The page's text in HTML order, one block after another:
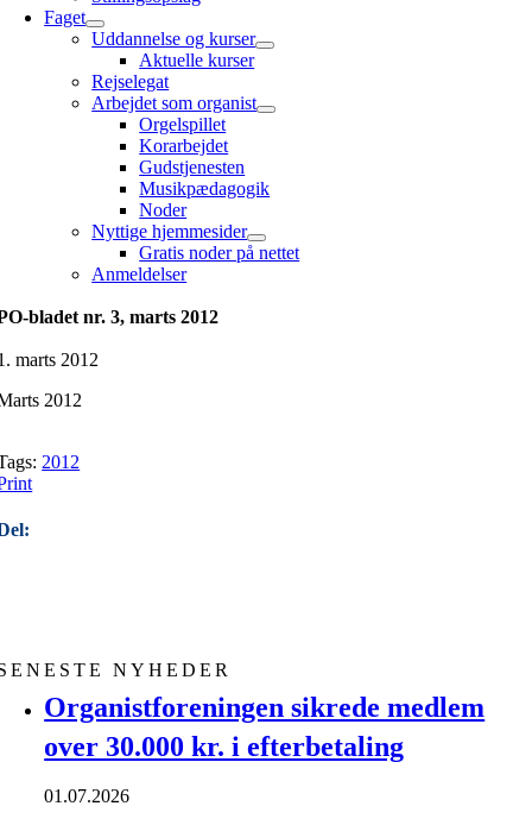
Faget
Uddannelse og kurser
Aktuelle kurser
Rejselegat
Arbejdet som organist
Orgelspillet
Korarbejdet
Gudstjenesten
Musikpædagogik
Noder
Nyttige hjemmesider
Gratis noder på nettet
Anmeldelser
bladet nr. 3, marts 2012
marts 2012
2012
2012
NYHEDER
Organistforeningen sikrede medlem
over 30.000 kr. i efterbetaling
01.07.2026